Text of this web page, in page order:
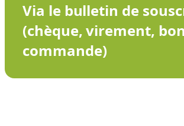
Via le bulletin de
(chèque, virement,
commande)